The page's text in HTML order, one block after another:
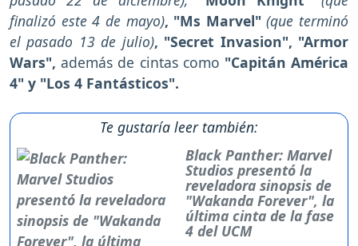
finalizó este 4 de mayo), "Ms Marvel"(que terminó
el pasado 13 de julio), "Secret Invasion", "Armor
Wars", además de cintas como "Capitán América
4" y "Los 4 Fantásticos".
Te gustaría leer también:
Black Panther: Marvel
Studios presentó la
reveladora sinopsis de
"Wakanda Forever", la
última cinta de la fase
4 del UCM